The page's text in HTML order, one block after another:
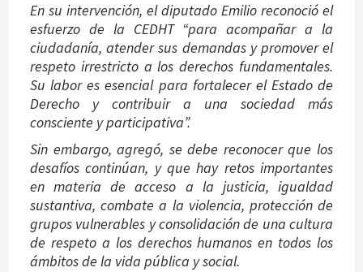
En su intervención, el diputado Emilio reconoció el
esfuerzo de la CEDHT “para acompañar a la
ciudadanía, atender sus demandas y promover el
respeto irrestricto a los derechos fundamentales.
Su labor es esencial para fortalecer el Estado de
Derecho y contribuir a una sociedad más
consciente y participativa”.
Sin embargo, agregó, se debe reconocer que los
desafíos continúan, y que hay retos importantes
en materia de acceso a la justicia, igualdad
sustantiva, combate a la violencia, protección de
grupos vulnerables y consolidación de una cultura
de respeto a los derechos humanos en todos los
ámbitos de la vida pública y social.